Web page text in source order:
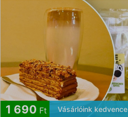
1 690 Ft Vásárlóink kedvence